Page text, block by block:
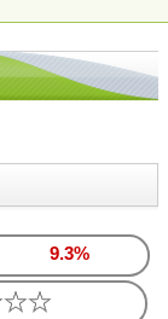
9.3%